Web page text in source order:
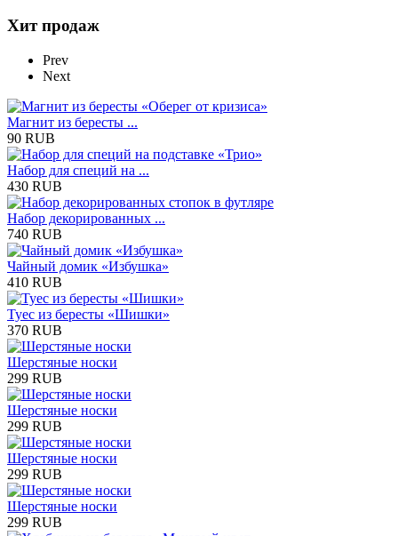
Хит продаж
Prev
Next
Магнит из бересты ...
90 RUB
Набор для специй на ...
430 RUB
Набор декорированных ...
740 RUB
Чайный домик «Избушка»
410 RUB
Туес из бересты «Шишки»
370 RUB
Шерстяные носки
299 RUB
Шерстяные носки
299 RUB
Шерстяные носки
299 RUB
Шерстяные носки
299 RUB